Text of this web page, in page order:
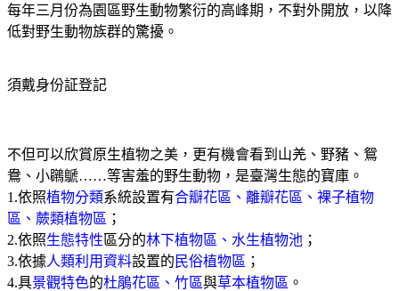
每年三月份為園區野生動物繁衍的高峰期，不對外開放，以降
低對野生動物族群的驚擾。
須戴身份証登記
不但可以欣賞原生植物之美，更有機會看到山羌、野豬、鴛
鴦、小鸊鷈……等害羞的野生動物，是臺灣生態的寶庫。
1.依照植物分類系統設置有合瓣花區、離瓣花區、裸子植物
區、蕨類植物區 ；
2.依照生態特性區分的林下植物區、水生植物池 ；
3.依據人類利用資料設置的 民俗植物區 ；
4.具景觀特色的杜鵑花區、竹區與草本植物區 。